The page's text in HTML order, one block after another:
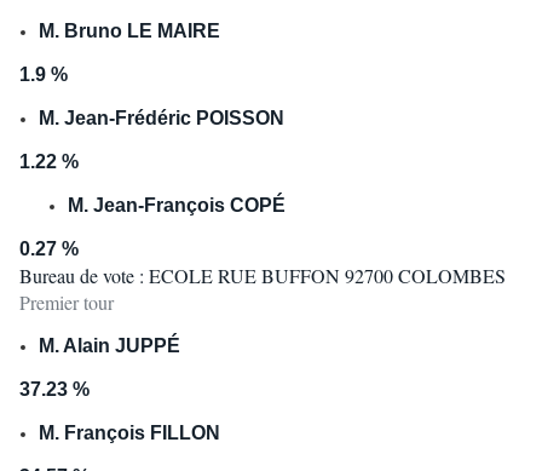
M. Bruno LE MAIRE
1.9 %
M. Jean-Frédéric POISSON
1.22 %
M. Jean-François COPÉ
0.27 %
Bureau de vote : ECOLE RUE BUFFON 92700 COLOMBES
Premier tour
M. Alain JUPPÉ
37.23 %
M. François FILLON